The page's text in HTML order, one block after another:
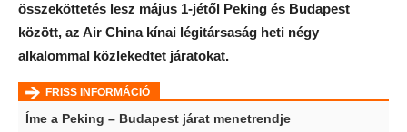
összeköttetés lesz május 1-jétől Peking és Budapest
között, az Air China kínai légitársaság heti négy
alkalommal közlekedtet járatokat.
FRISS INFORMÁCIÓ
Íme a Peking – Budapest járat menetrendje